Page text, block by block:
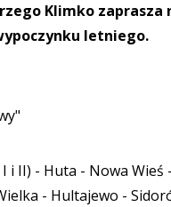
Klimko zaprasza
letniego.
i II) - Huta - Nowa Wieś
- Hultajewo -